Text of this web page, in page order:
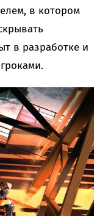
в котором
в разработке и